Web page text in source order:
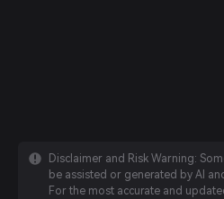
Disclaimer and Risk Warning:
be assisted or generated by AI
For the most accurate and